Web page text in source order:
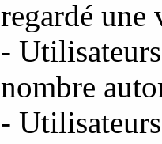
regardé une
-
nombre
-